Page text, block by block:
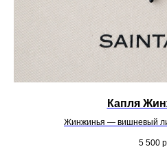
Капля
Жинжинья — вишневый
5 500 р.